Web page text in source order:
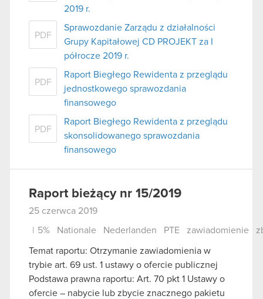
2019 r.
PDF
Sprawozdanie Zarządu z działalności
Grupy Kapitałowej CD PROJEKT za I
półrocze 2019 r.
PDF
Raport Biegłego Rewidenta z przeglądu
jednostkowego sprawozdania
finansowego
PDF
Raport Biegłego Rewidenta z przeglądu
skonsolidowanego sprawozdania
finansowego
Raport bieżący nr 15/2019
25 czerwca 2019
5% Nationale Nederlanden PTE zawiadomienie
Temat raportu: Otrzymanie zawiadomienia w
trybie art. 69 ust. 1 ustawy o ofercie publicznej
Podstawa prawna raportu: Art. 70 pkt 1 Ustawy o
ofercie – nabycie lub zbycie znacznego pakietu